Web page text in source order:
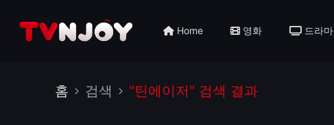
Home 영화 드라마
홈 검색 "틴에이저" 검색 결과